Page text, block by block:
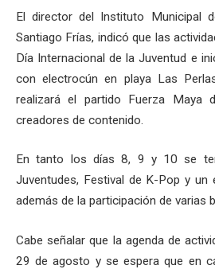
El director del Instituto Municipal
Santiago Frías, indicó que las
Día Internacional de la Juventud e
con electrocún en playa Las
realizará el partido Fuerza Maya
creadores de contenido.
En tanto los días 8, 9 y 10 se
Juventudes, Festival de K-Pop y un
además de la participación de varias
Cabe señalar que la agenda de
29 de agosto y se espera que en